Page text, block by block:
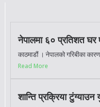
नेपालमा ६० प्रतिशत घर
काठमाडौं । नेपालको गरिबीका
Read More
शान्ति प्रक्रिया